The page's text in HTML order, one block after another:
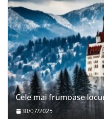
Cele mai frumoase
30/07/2025